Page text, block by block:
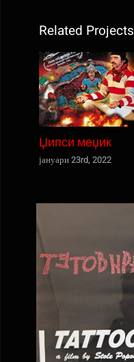
Related Projects
Џипси меџик
јануари 23rd, 2022